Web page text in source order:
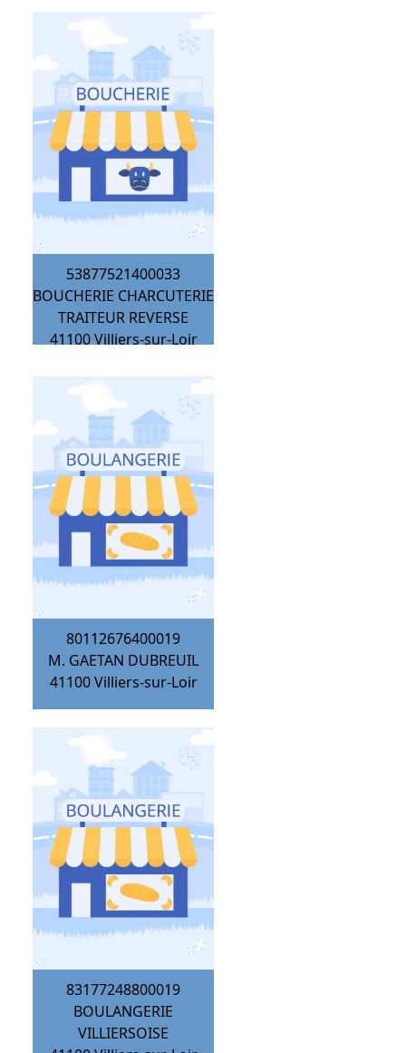
53877521400033
BOUCHERIE CHARCUTERIE
TRAITEUR REVERSE
41100 Villiers-sur-Loir
80112676400019
M. GAETAN DUBREUIL
41100 Villiers-sur-Loir
83177248800019
BOULANGERIE
VILLIERSOISE